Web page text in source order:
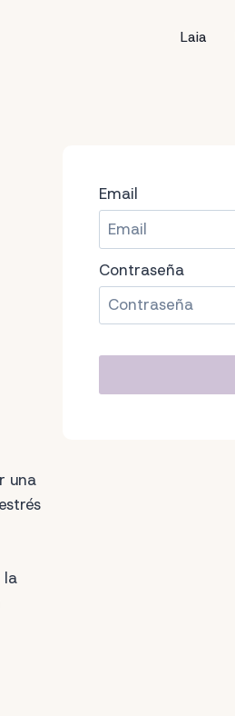
Laia
una
la
Email
Contraseña